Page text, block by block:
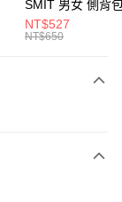
SMIT 男女 側背
BA5871010
NT$527
NT$650